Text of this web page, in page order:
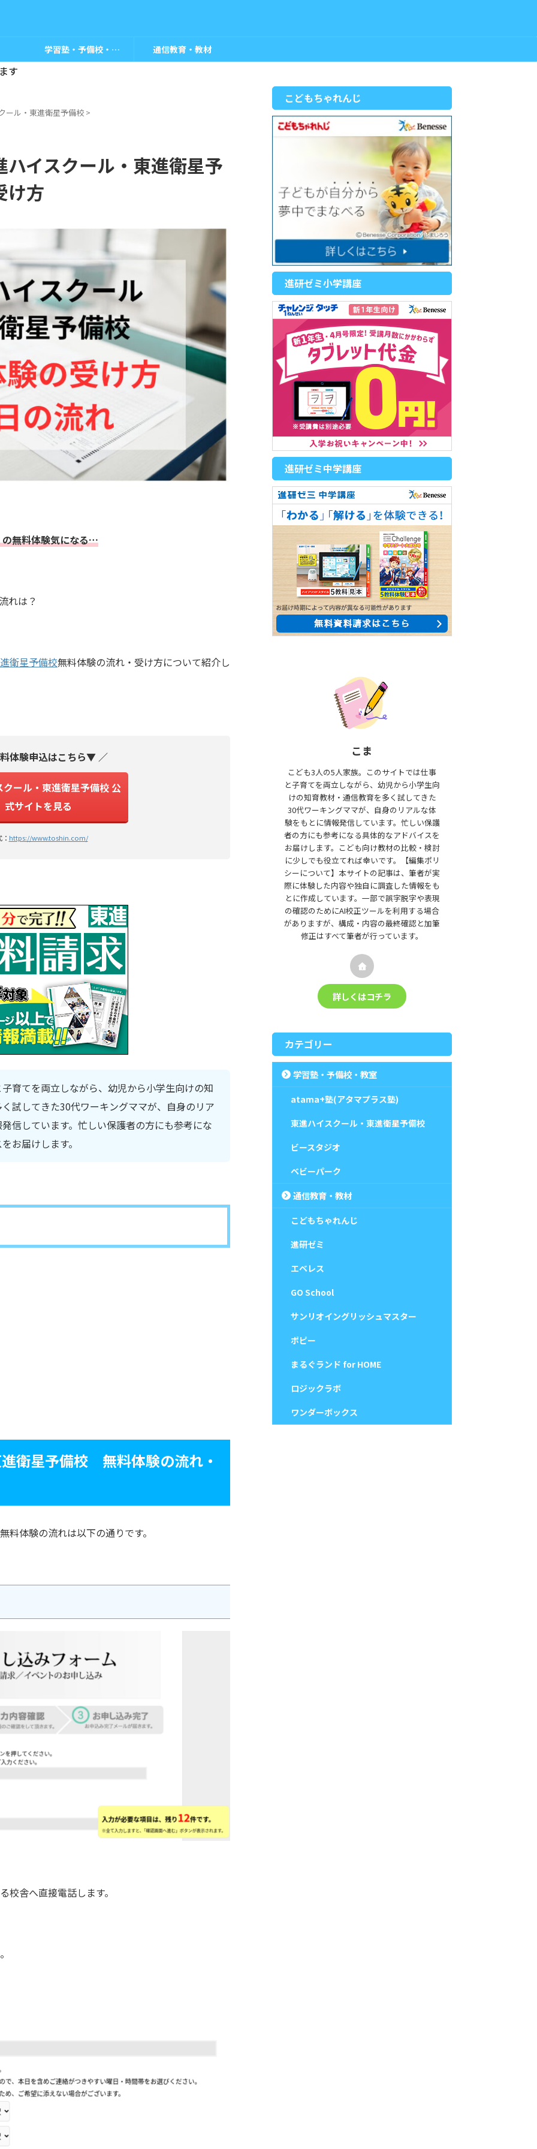
学習塾・予備校・教室 通信教育・教材
す
ール・東進衛星予備校 >
イスクール・東進衛星予
け方
の無料体験気になる…
れは？
衛星予備校無料体験の流れ・受け方について紹介し
体験申込はこちら▼ ／
クール・東進衛星予備校 公
式サイトを見る
https://www.toshin.com/
育てを両立しながら、幼児から小学生向けの知
試してきた30代ワーキングママが、自身のリア
信しています。忙しい保護者の方にも参考にな
お届けします。
衛星予備校 無料体験の流れ・
無料体験の流れは以下の通りです。
校舎へ直接電話します。
こどもちゃれんじ
進研ゼミ小学講座
進研ゼミ中学講座
こま
こども3人の5人家族。このサイトでは仕事
と子育てを両立しながら、幼児から小学生向
けの知育教材・通信教育を多く試してきた
30代ワーキングママが、自身のリアルな体
験をもとに情報発信しています。忙しい保護
者の方にも参考になる具体的なアドバイスを
お届けします。こども向け教材の比較・検討
に少しでも役立てれば幸いです。【編集ポリ
シーについて】本サイトの記事は、筆者が実
際に体験した内容や独自に調査した情報をも
とに作成しています。一部で誤字脱字や表現
の確認のためにAI校正ツールを利用する場合
がありますが、構成・内容の最終確認と加筆
修正はすべて筆者が行っています。
詳しくはコチラ
カテゴリー
学習塾・予備校・教室
atama+塾(アタマプラス塾)
東進ハイスクール・東進衛星予備校
ビースタジオ
ベビーパーク
通信教育・教材
こどもちゃれんじ
進研ゼミ
エベレス
GO School
サンリオイングリッシュマスター
ポピー
まるぐランド for HOME
ロジックラボ
ワンダーボックス